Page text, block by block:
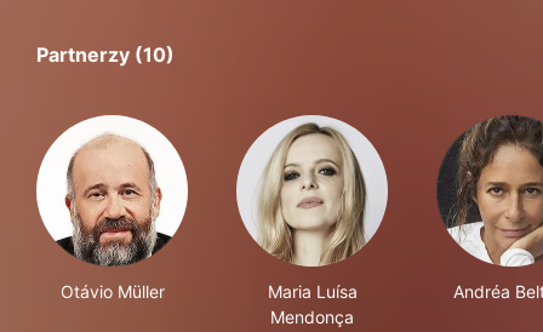
Partnerzy (10)
Otávio Müller
Maria Luísa
Mendonça
Andréa